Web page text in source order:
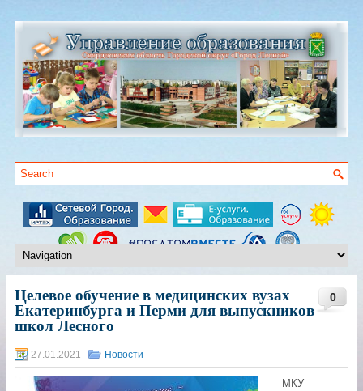
0
Целевое обучение в медицинских вузах
Екатеринбурга и Перми для выпускников
школ Лесного
27.01.2021 Новости
МКУ